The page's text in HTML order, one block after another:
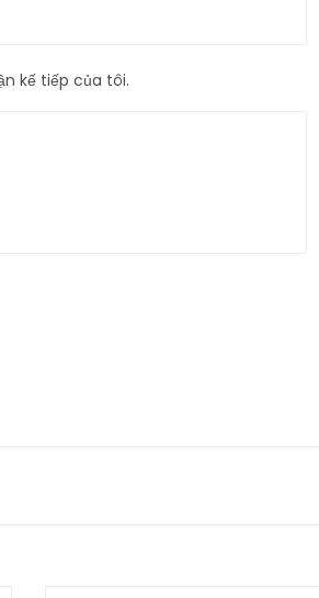
kế tiếp của tôi.